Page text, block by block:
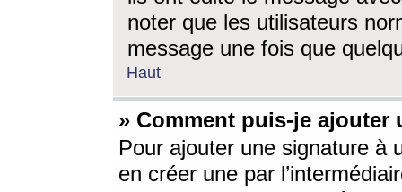
noter que les utilisateurs
message une fois que
Haut
» Comment puis-je ajouter
Pour ajouter une signature à
en créer une par